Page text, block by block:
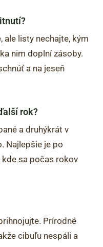
listy nechajte, kým
nim doplní zásoby.
a na jeseň
rok?
a druhýkrát v
Najlepšie je po
sa počas rokov
Prírodné
cibuľu nespáli a